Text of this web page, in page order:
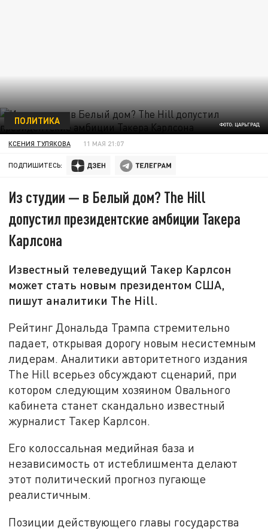
ФОТО: ЦАРЬГРАД
ПОЛИТИКА
КСЕНИЯ ТУЛЯКОВА 11 МАЯ 21:07
ПОДПИШИТЕСЬ:
Из студии — в Белый дом? The Hill
допустил президентские амбиции Такера
Карлсона
Известный телеведущий Такер Карлсон
может стать новым президентом США,
пишут аналитики The Hill.
Рейтинг Дональда Трампа стремительно
падает, открывая дорогу новым несистемным
лидерам. Аналитики авторитетного издания
The Hill всерьез обсуждают сценарий, при
котором следующим хозяином Овального
кабинета станет скандально известный
журналист Такер Карлсон.
Его колоссальная медийная база и
независимость от истеблишмента делают
этот политический прогноз пугающе
реалистичным.
Позиции действующего главы государства